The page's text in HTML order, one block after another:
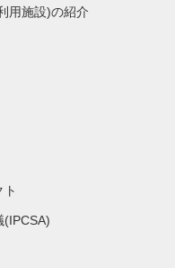
用施設)の紹介
(IPCSA)